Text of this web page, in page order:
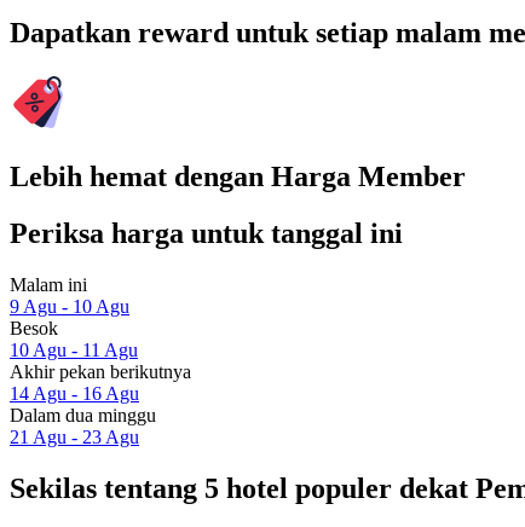
Dapatkan reward untuk setiap malam
Lebih hemat dengan Harga Member
Periksa harga untuk tanggal ini
Malam ini
9 Agu - 10 Agu
Besok
10 Agu - 11 Agu
Akhir pekan berikutnya
14 Agu - 16 Agu
Dalam dua minggu
21 Agu - 23 Agu
Sekilas tentang 5 hotel populer dekat